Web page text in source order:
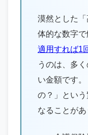
漠然とした
体的な数字で
適用すれば1
うのは、多
い金額です
の？」とい
なることがあ